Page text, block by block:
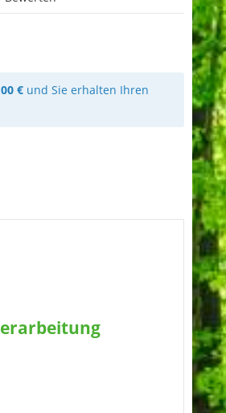
€ und Sie erhalten Ihren